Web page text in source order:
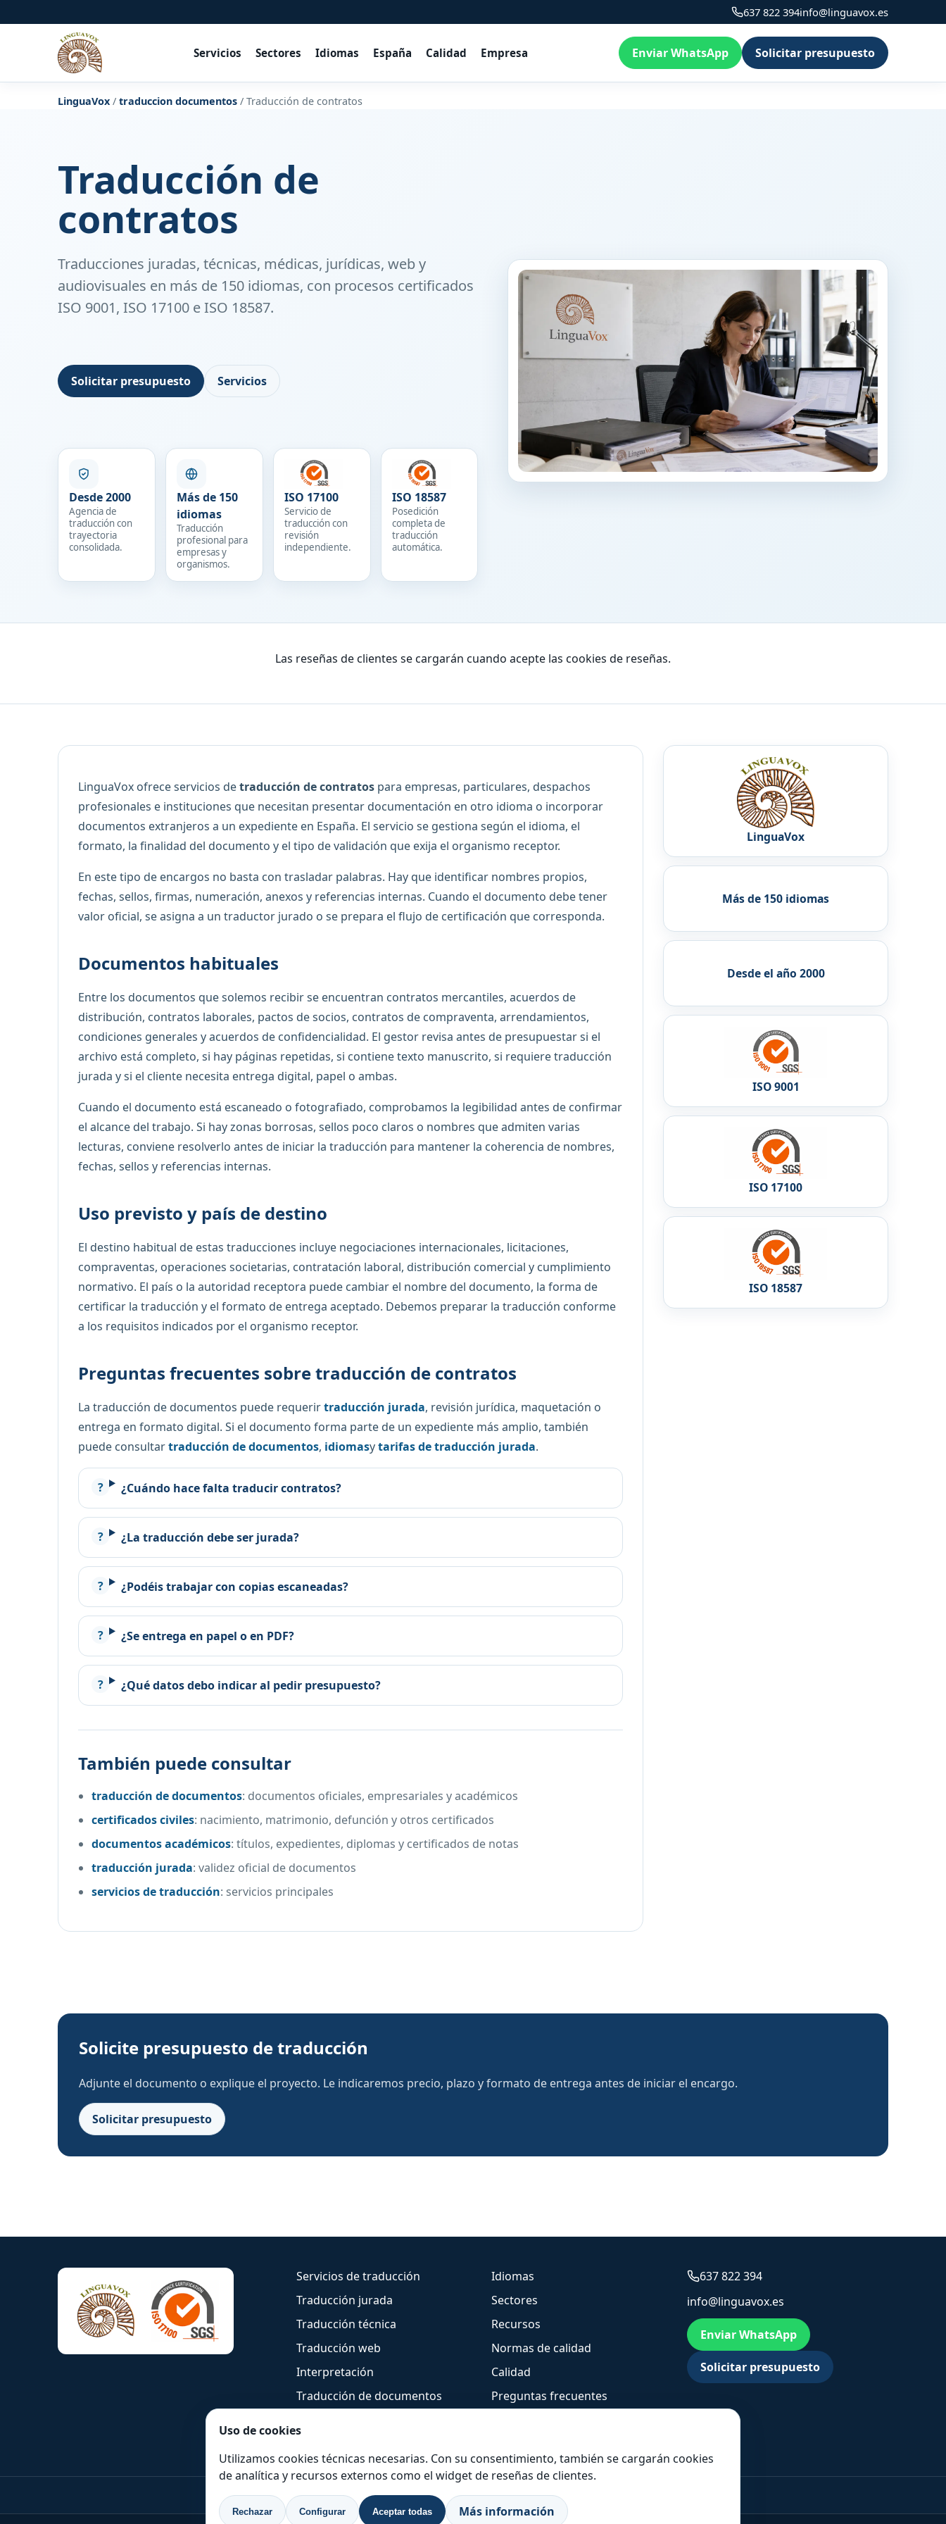
637 822 394info@linguavox.es
Servicios Sectores Idiomas España Calidad Empresa Enviar WhatsApp Solicitar presupuesto
LinguaVox / traduccion documentos / Traducción de contratos
Traducción de
contratos
Traducciones juradas, técnicas, médicas, jurídicas, web y
audiovisuales en más de 150 idiomas, con procesos certificados
ISO 9001, ISO 17100 e ISO 18587.
Solicitar presupuesto Servicios
Desde 2000
Agencia de
traducción con
trayectoria
consolidada.
Más de 150
idiomas
Traducción
profesional para
empresas y
organismos.
ISO 17100
Servicio de
traducción con
revisión
independiente.
ISO 18587
Posedición
completa de
traducción
automática.
Las reseñas de clientes se cargarán cuando acepte las cookies de reseñas.
LinguaVox ofrece servicios detraducción de contratos para empresas, particulares, despachos
profesionales e instituciones que necesitan presentar documentación en otro idioma o incorporar
documentos extranjeros a un expediente en España. El servicio se gestiona según el idioma, el
formato, la finalidad del documento y el tipo de validación que exija el organismo receptor.
En este tipo de encargos no basta con trasladar palabras. Hay que identificar nombres propios,
fechas, sellos, firmas, numeración, anexos y referencias internas. Cuando el documento debe tener
valor oficial, se asigna a un traductor jurado o se prepara el flujo de certificación que corresponda.
Documentos habituales
Entre los documentos que solemos recibir se encuentran contratos mercantiles, acuerdos de
distribución, contratos laborales, pactos de socios, contratos de compraventa, arrendamientos,
condiciones generales y acuerdos de confidencialidad. El gestor revisa antes de presupuestar si el
archivo está completo, si hay páginas repetidas, si contiene texto manuscrito, si requiere traducción
jurada y si el cliente necesita entrega digital, papel o ambas.
Cuando el documento está escaneado o fotografiado, comprobamos la legibilidad antes de confirmar
el alcance del trabajo. Si hay zonas borrosas, sellos poco claros o nombres que admiten varias
lecturas, conviene resolverlo antes de iniciar la traducción para mantener la coherencia de nombres,
fechas, sellos y referencias internas.
Uso previsto y país de destino
El destino habitual de estas traducciones incluye negociaciones internacionales, licitaciones,
compraventas, operaciones societarias, contratación laboral, distribución comercial y cumplimiento
normativo. El país o la autoridad receptora puede cambiar el nombre del documento, la forma de
certificar la traducción y el formato de entrega aceptado. Debemos preparar la traducción conforme
a los requisitos indicados por el organismo receptor.
Preguntas frecuentes sobre traducción de contratos
La traducción de documentos puede requerirtraducción jurada, revisión jurídica, maquetación o
entrega en formato digital. Si el documento forma parte de un expediente más amplio, también
puede consultartraducción de documentos, idiomasytarifas de traducción jurada.
¿Cuándo hace falta traducir contratos?
¿La traducción debe ser jurada?
¿Podéis trabajar con copias escaneadas?
¿Se entrega en papel o en PDF?
¿Qué datos debo indicar al pedir presupuesto?
También puede consultar
traducción de documentos: documentos oficiales, empresariales y académicos
certificados civiles: nacimiento, matrimonio, defunción y otros certificados
documentos académicos:títulos, expedientes, diplomas y certificados de notas
traducción jurada:validez oficial de documentos
servicios de traducción: servicios principales
LinguaVox
Más de 150 idiomas
Desde el año 2000
ISO 9001
ISO 17100
ISO 18587
Solicite presupuesto de traducción
Adjunte el documento o explique el proyecto. Le indicaremos precio, plazo y formato de entrega antes de iniciar el encargo.
Solicitar presupuesto
Servicios de traducción
Traducción jurada
Traducción técnica
Traducción web
Interpretación
Traducción de documentos
Idiomas
Sectores
Recursos
Normas de calidad
Calidad
Preguntas frecuentes
637 822 394
info@linguavox.es
Enviar WhatsApp
Solicitar presupuesto
+44 20 3808 7685 | +33 488 920 537 | 637 822 394
Uso de cookies
Utilizamos cookies técnicas necesarias. Con su consentimiento, también se cargarán cookies
de analítica y recursos externos como el widget de reseñas de clientes.
Rechazar Configurar Aceptar todas Más información